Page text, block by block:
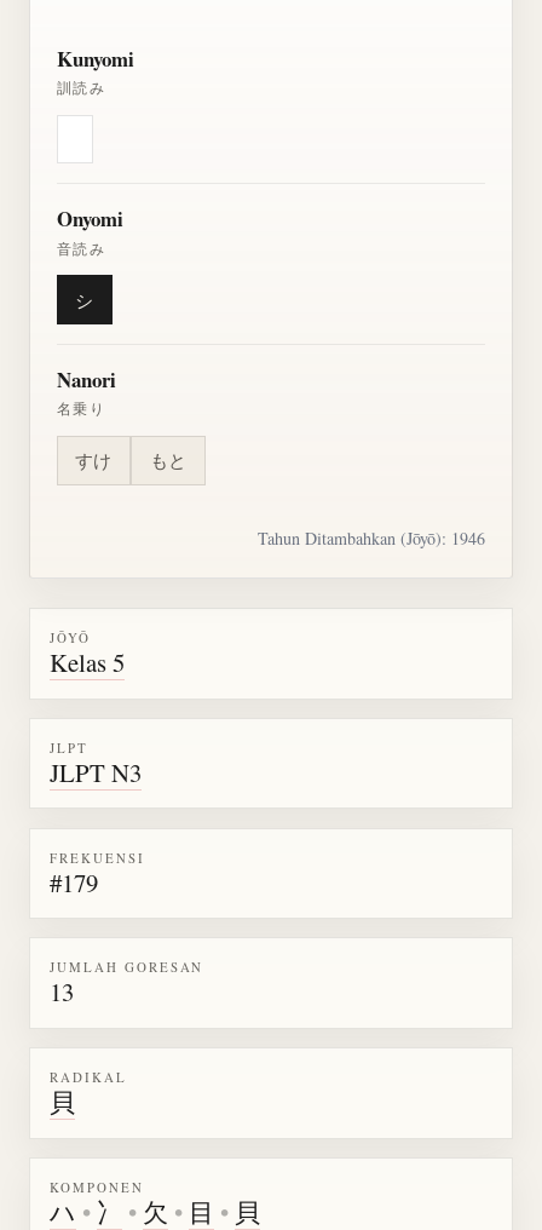
Kunyomi
訓読み
Onyomi
音読み
シ
Nanori
名乗り
すけ もと
Tahun Ditambahkan (Jōyō): 1946
JŌYŌ
Kelas 5
JLPT
JLPT N3
FREKUENSI
#179
JUMLAH GORESAN
13
RADIKAL
貝
KOMPONEN
ハ • 冫 • 欠 • 目 • 貝